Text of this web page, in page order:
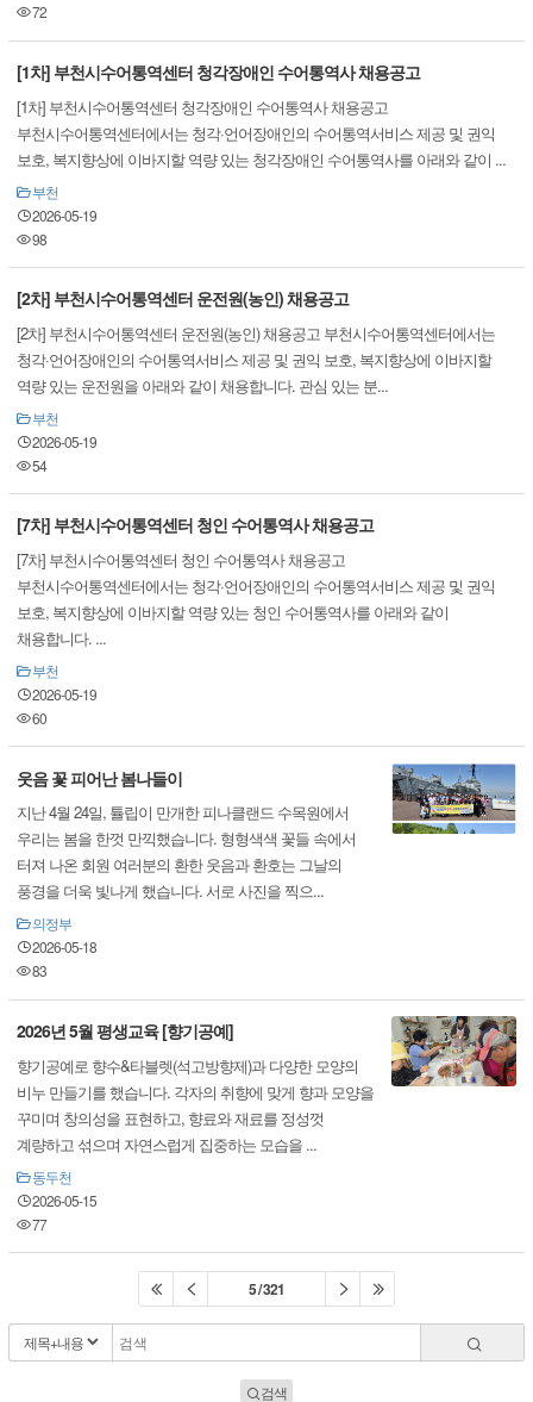
72
[1차] 부천시수어통역센터 청각장애인 수어통역사 채용공고
[1차] 부천시수어통역센터 청각장애인 수어통역사 채용공고
부천시수어통역센터에서는 청각·언어장애인의 수어통역서비스 제공 및 권익
보호, 복지향상에 이바지할 역량 있는 청각장애인 수어통역사를 아래와 같이 ...
부천
2026-05-19
98
[2차] 부천시수어통역센터 운전원(농인) 채용공고
[2차] 부천시수어통역센터 운전원(농인) 채용공고 부천시수어통역센터에서는
청각·언어장애인의 수어통역서비스 제공 및 권익 보호, 복지향상에 이바지할
역량 있는 운전원을 아래와 같이 채용합니다. 관심 있는 분...
부천
2026-05-19
54
[7차] 부천시수어통역센터 청인 수어통역사 채용공고
[7차] 부천시수어통역센터 청인 수어통역사 채용공고
부천시수어통역센터에서는 청각·언어장애인의 수어통역서비스 제공 및 권익
보호, 복지향상에 이바지할 역량 있는 청인 수어통역사를 아래와 같이
채용합니다. ...
부천
2026-05-19
60
웃음 꽃 피어난 봄나들이
지난 4월 24일, 튤립이 만개한 피나클랜드 수목원에서
우리는 봄을 한껏 만끽했습니다. 형형색색 꽃들 속에서
터져 나온 회원 여러분의 환한 웃음과 환호는 그날의
풍경을 더욱 빛나게 했습니다. 서로 사진을 찍으...
의정부
2026-05-18
83
2026년 5월 평생교육 [향기공예]
향기공예로 향수&타블렛(석고방향제)과 다양한 모양의
비누 만들기를 했습니다. 각자의 취향에 맞게 향과 모양을
꾸미며 창의성을 표현하고, 향료와 재료를 정성껏
계량하고 섞으며 자연스럽게 집중하는 모습을 ...
동두천
2026-05-15
77
5 / 321
검색